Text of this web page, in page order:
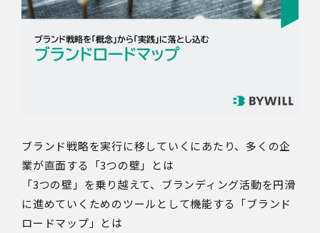
ブランド戦略を実行に移していくにあたり、多くの企
業が直面する「3つの壁」とは
「3つの壁」を乗り越えて、ブランディング活動を円滑
に進めていくためのツールとして機能する「ブランド
ロードマップ」とは